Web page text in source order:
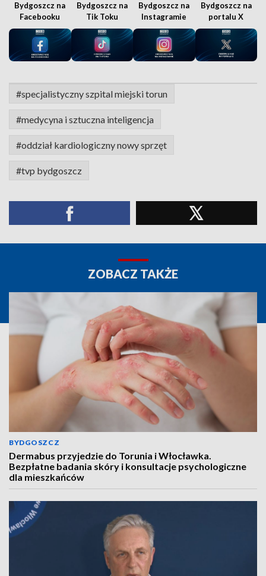
Bydgoszcz na
Facebooku
Bydgoszcz na
Tik Toku
Bydgoszcz na
Instagramie
Bydgoszcz na
portalu X
#specjalistyczny szpital miejski torun
#medycyna i sztuczna inteligencja
#oddział kardiologiczny nowy sprzęt
#tvp bydgoszcz
ZOBACZ TAKŻE
BYDGOSZCZ
Dermabus przyjedzie do Torunia i Włocławka.
Bezpłatne badania skóry i konsultacje psychologiczne
dla mieszkańców